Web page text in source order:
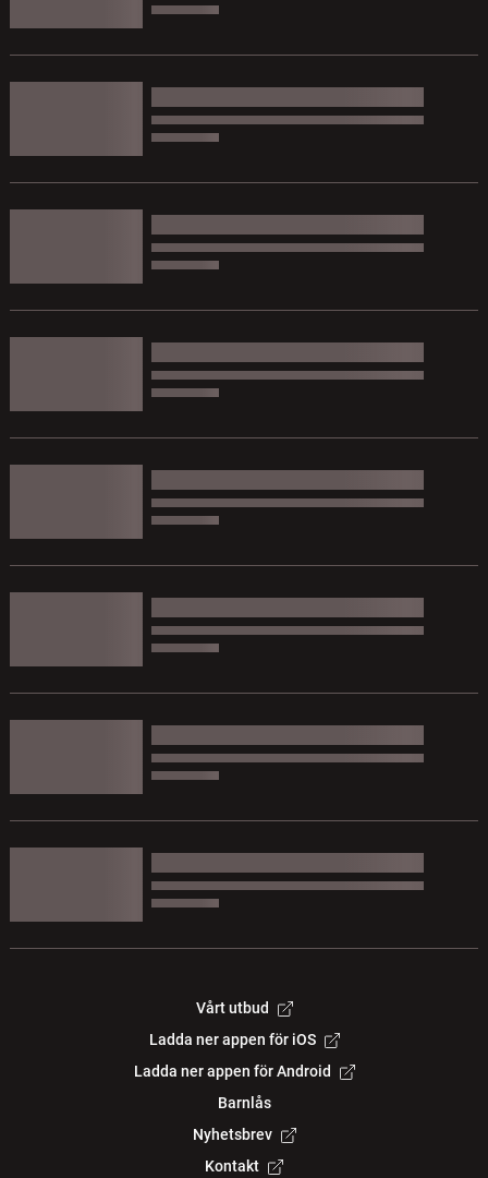
Vårt utbud
Ladda ner appen för iOS
Ladda ner appen för Android
Barnlås
Nyhetsbrev
Kontakt